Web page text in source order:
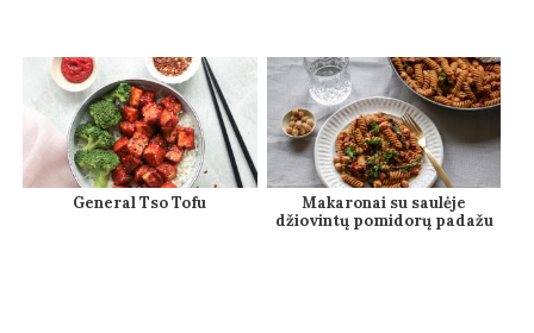
General Tso Tofu
Makaronai su saulėje
džiovintų pomidorų padažu